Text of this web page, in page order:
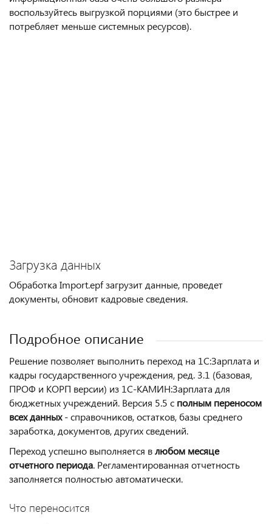
воспользуйтесь выгрузкой порциями (это быстрее и
потребляет меньше системных ресурсов).
Загрузка данных
Обработка Import.epf загрузит данные, проведет
документы, обновит кадровые сведения.
Подробное описание
Решение позволяет выполнить переход на 1С:Зарплата и
кадры государственного учреждения, ред. 3.1 (базовая,
ПРОФ и КОРП версии) из 1С-КАМИН:Зарплата для
бюджетных учреждений. Версия 5.5 с полным переносом
всех данных- справочников, остатков, базы среднего
заработка, документов, других сведений.
Переход успешно выполняется влюбом месяце
отчетного периода. Регламентированная отчетность
заполняется полностью автоматически.
Что переносится